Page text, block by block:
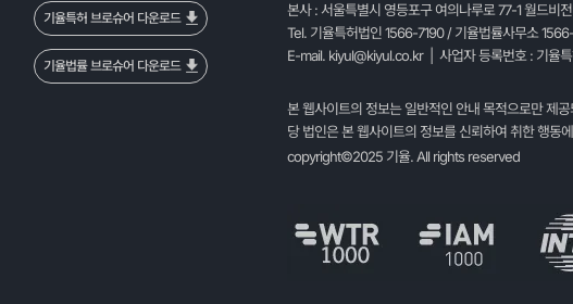
기율특허 브로슈어 다운로드
기율법률 브로슈어 다운로드
본사 : 서울특별시 영등포구 여의나루로 77-1 월드
Tel. 기율특허법인 1566-7190 / 기율법률사무소
E-mail. kiyul@kiyul.co.kr| 사업자 등록번호 : 기율
본 웹사이트의 정보는 일반적인 안내 목적으로만 제
당 법인은 본 웹사이트의 정보를 신뢰하여 취한 행동
copyright©2025 기율. All rights reserved